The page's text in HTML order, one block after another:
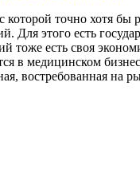
которой точно хотя
Для этого есть
тоже есть своя
в медицинском
востребованная